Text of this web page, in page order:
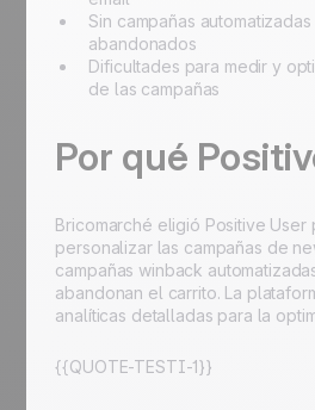
Sin campañas
abandonados
Dificultades para medir y
de las campañas
Por qué
Bricomarché eligió Positive
personalizar las campañas de
campañas winback
abandonan el carrito. La
analíticas detalladas para la
{{QUOTE-TESTI-1}}